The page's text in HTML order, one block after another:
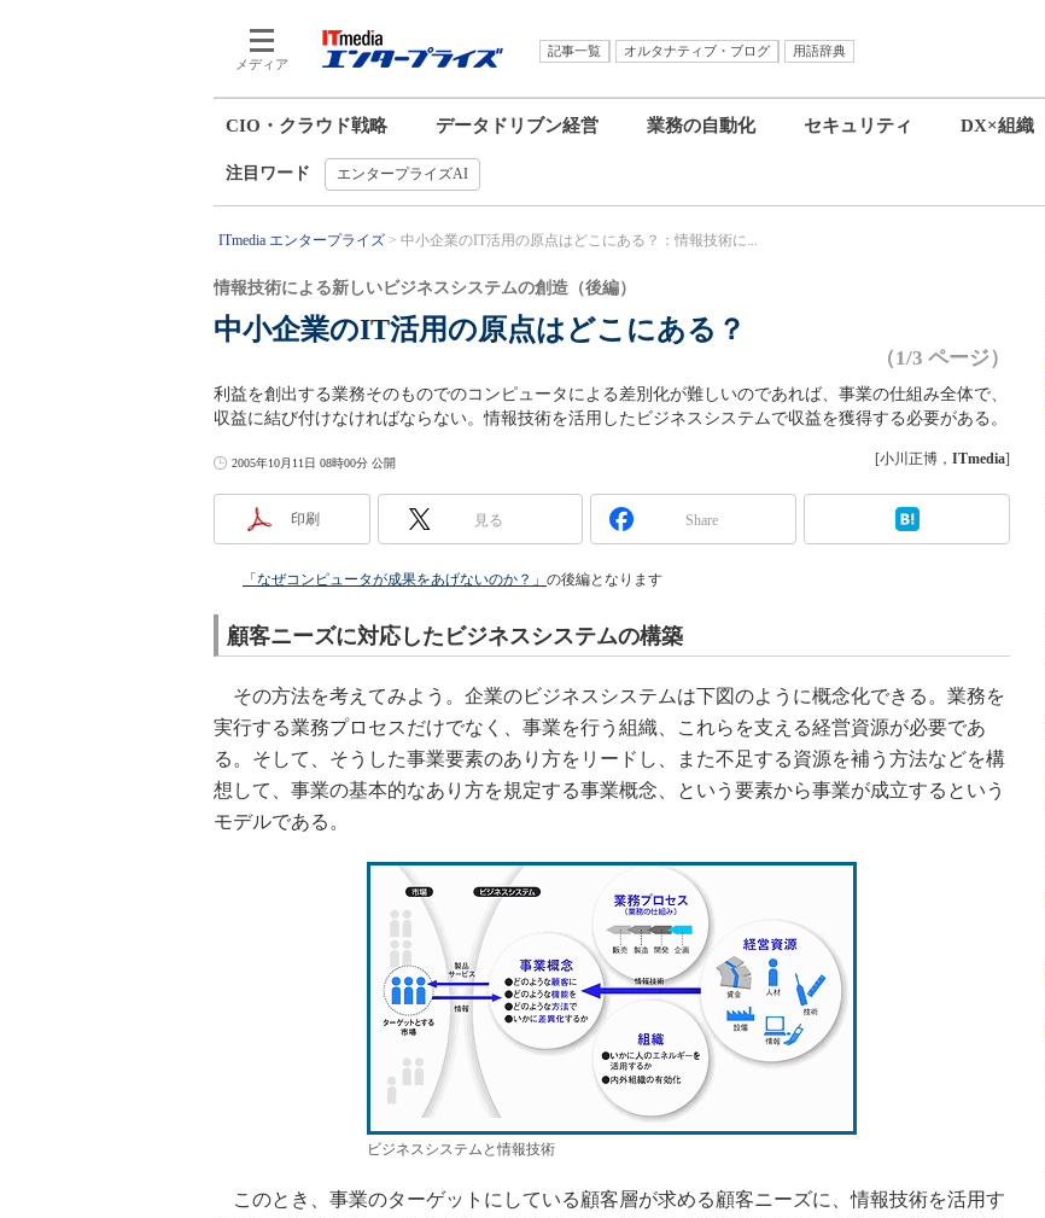
メディア
記事一覧 オルタナティブ・ブログ
用語辞典
CIO・クラウド戦略 データドリブン経営 業務の自動化 セキュリティ DX×組織
注目ワード エンタープライズAI
ITmedia エンタープライズ 中小企業のIT活用の原点はどこにある？：情報技術に...
中小企業のIT活用の原点はどこにある？
情報技術による新しいビジネスシステムの創造（後編）
（1/3 ページ）
利益を創出する業務そのものでのコンピュータによる差別化が難しいのであれば、事業の仕組み全体で、
収益に結び付けなければならない。情報技術を活用したビジネスシステムで収益を獲得する必要がある。
2005年10月11日 08時00分 公開 [小川正博， ITmedia]
印刷 見る Share
「なぜコンピュータが成果をあげないのか？」 の後編となります
顧客ニーズに対応したビジネスシステムの構築
その方法を考えてみよう。企業のビジネスシステムは下図のように概念化できる。業務を
実行する業務プロセスだけでなく、事業を行う組織、これらを支える経営資源が必要であ
る。そして、そうした事業要素のあり方をリードし、また不足する資源を補う方法などを構
想して、事業の基本的なあり方を規定する事業概念、という要素から事業が成立するという
モデルである。
ビジネスシステムと情報技術
このとき、事業のターゲットにしている顧客層が求める顧客ニーズに、情報技術を活用す